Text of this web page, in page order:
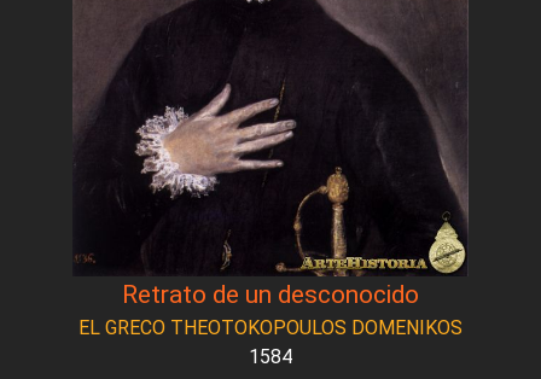
Retrato de un desconocido
EL GRECO THEOTOKOPOULOS DOMENIKOS
1584